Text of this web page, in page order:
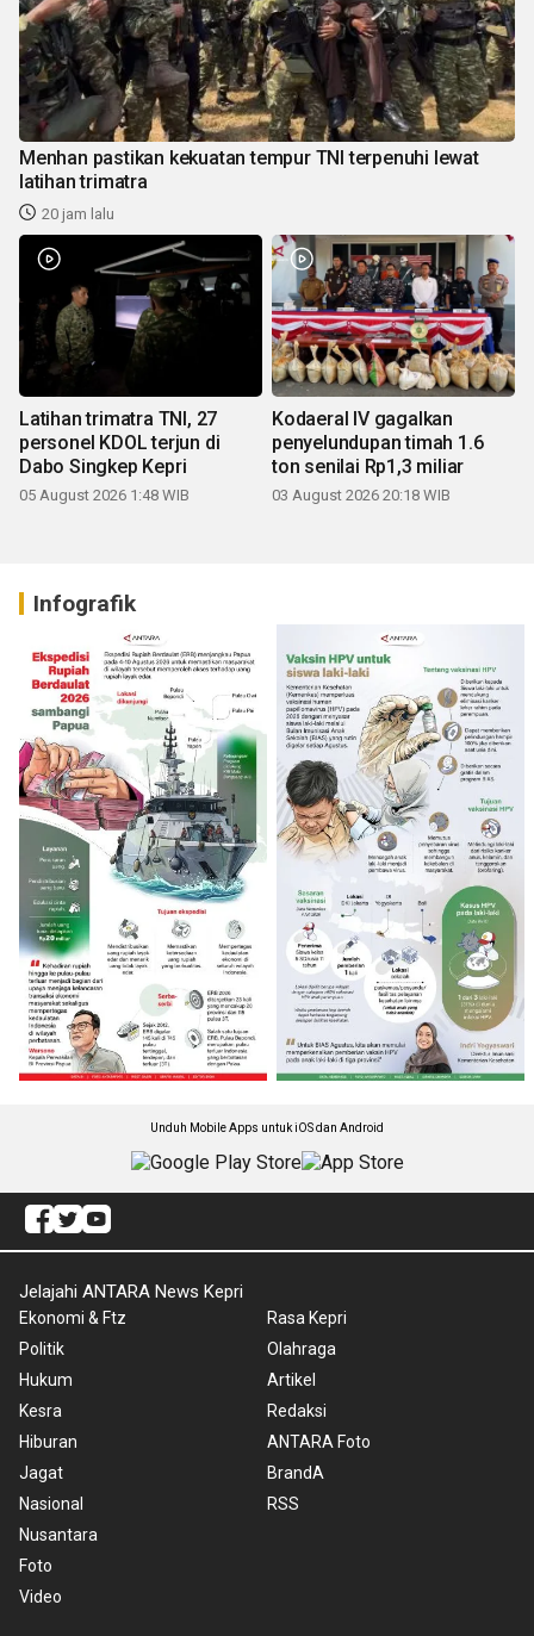
Menhan pastikan kekuatan tempur TNI terpenuhi lewat
latihan trimatra
20 jam lalu
Latihan trimatra TNI, 27
personel KDOL terjun di
Dabo Singkep Kepri
05 August 2026 1:48 WIB
Kodaeral IV gagalkan
penyelundupan timah 1.6
ton senilai Rp1,3 miliar
03 August 2026 20:18 WIB
Infografik
Unduh Mobile Apps untuk iOS dan Android
Jelajahi ANTARA News Kepri
Ekonomi & Ftz
Politik
Hukum
Kesra
Hiburan
Jagat
Nasional
Nusantara
Foto
Video
Rasa Kepri
Olahraga
Artikel
Redaksi
ANTARA Foto
BrandA
RSS